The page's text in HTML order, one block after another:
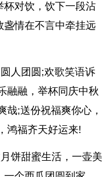
杯对饮，饮下一段沾
盏情在不言中牵挂远
人团圆;欢歌笑语诉
融融，举杯同庆中秋
哉;送份祝福爽你心，
鸿福齐天好运来!
饼甜蜜生活，一壶美